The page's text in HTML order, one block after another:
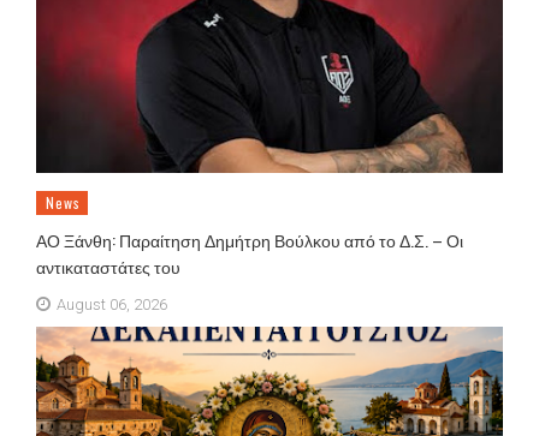
News
ΑΟ Ξάνθη: Παραίτηση Δημήτρη Βούλκου από το Δ.Σ. – Οι
αντικαταστάτες του
August 06, 2026